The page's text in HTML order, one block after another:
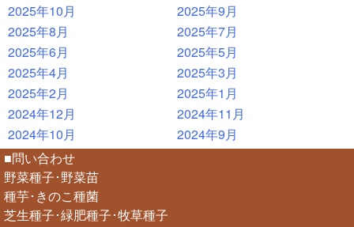
2025年10月
2025年9月
2025年8月
2025年7月
2025年6月
2025年5月
2025年4月
2025年3月
2025年2月
2025年1月
2024年12月
2024年11月
2024年10月
2024年9月
■問い合わせ
野菜種子･野菜苗
種芋･きのこ種菌
芝生種子･緑肥種子･牧草種子